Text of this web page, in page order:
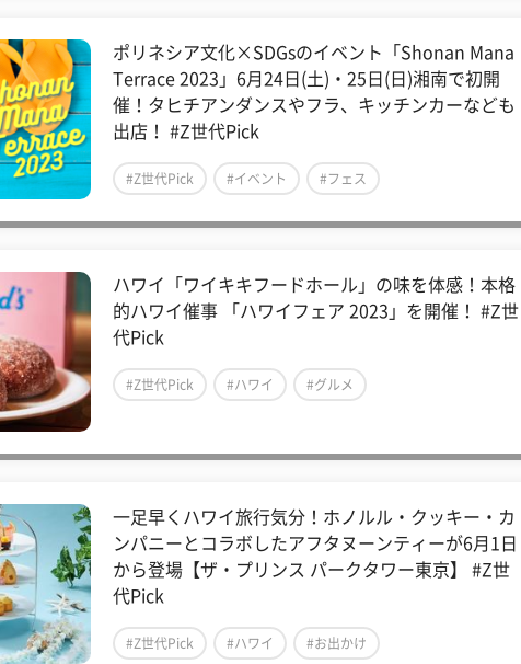
ポリネシア文化×SDGsのイベント「Shonan Mana
Terrace 2023」6月24日(土)・25日(日)湘南で初開
催！タヒチアンダンスやフラ、キッチンカーなども
出店！ #Z世代Pick
#Z世代Pick #イベント #フェス
ハワイ「ワイキキフードホール」の味を体感！本格
的ハワイ催事 「ハワイフェア 2023」を開催！ #Z世
代Pick
#Z世代Pick #ハワイ #グルメ
一足早くハワイ旅行気分！ホノルル・クッキー・カ
ンパニーとコラボしたアフタヌーンティーが6月1日
から登場【ザ・プリンス パークタワー東京】 #Z世
代Pick
#Z世代Pick #ハワイ #お出かけ